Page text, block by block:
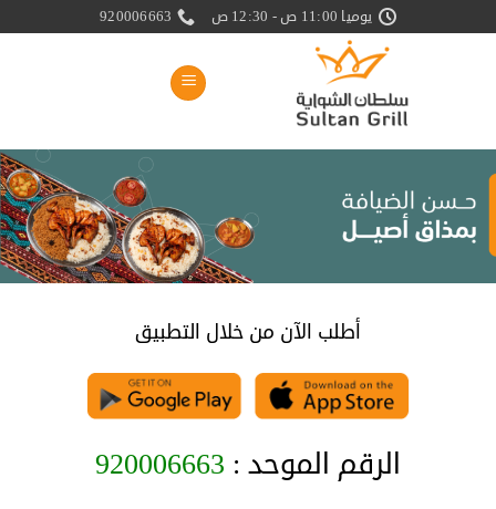
للمحتوى
يوميا 11:00 ص - 12:30 ص 920006663
أطلب الآن من خلال التطبيق
الرقم الموحد : 920006663